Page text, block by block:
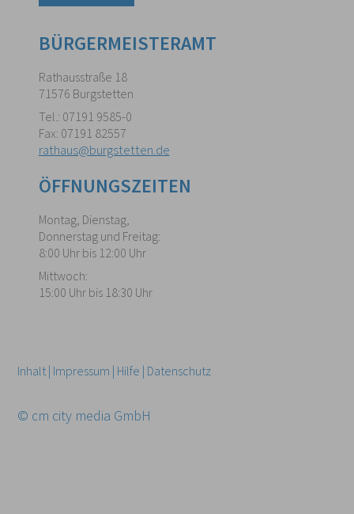
BÜRGERMEISTERAMT
Rathausstraße 18
71576 Burgstetten
Tel.: 07191 9585-0
Fax: 07191 82557
rathaus@burgstetten.de
ÖFFNUNGSZEITEN
Montag, Dienstag,
Donnerstag und Freitag:
8:00 Uhr bis 12:00 Uhr
Mittwoch:
15:00 Uhr bis 18:30 Uhr
Inhalt | Impressum | Hilfe | Datenschutz
© cm city media GmbH